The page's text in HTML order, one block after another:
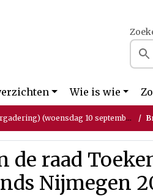
Wie is wie
(woensdag 10 september 2025)
de raad
Nijmegen